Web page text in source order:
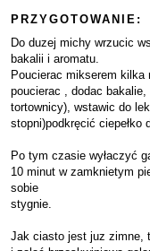
PRZYGOTOWANIE:
Do duzej michy wrzucic
bakalii i aromatu.
Poucierac mikserem
poucierac , dodac
tortownicy), wstawic do
stopni)podkręcić ciepełko
Po tym czasie wyłaczyć
10 minut w zamknietym
sobie
stygnie.
Jak ciasto jest juz zimne,